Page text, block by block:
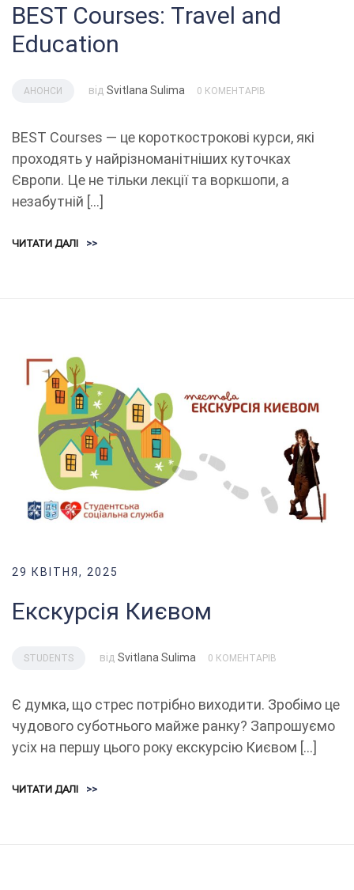
BEST Courses: Тravel and
Education
АНОНСИ від Svitlana Sulima 0 КОМЕНТАРІВ
BEST Courses — це короткострокові курси, які
проходять у найрізноманітніших куточках
Європи. Це не тільки лекції та воркшопи, а
незабутній […]
ЧИТАТИ ДАЛІ >>
29 КВІТНЯ, 2025
Екскурсія Києвом
STUDENTS від Svitlana Sulima 0 КОМЕНТАРІВ
Є думка, що стрес потрібно виходити. Зробімо це
чудового суботнього майже ранку? Запрошуємо
усіх на першу цього року екскурсію Києвом […]
ЧИТАТИ ДАЛІ >>